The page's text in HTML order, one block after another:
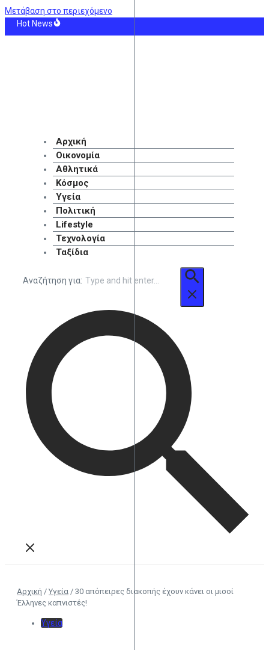
Μετάβαση στο περιεχόμενο
Hot News
Αρχική
Οικονομία
Αθλητικά
Κόσμος
Υγεία
Πολιτική
Lifestyle
Τεχνολογία
Ταξίδια
Αναζήτηση για:
Αρχική / Υγεία / 30 απόπειρες διακοπής έχουν κάνει οι μισοί
Έλληνες καπνιστές!
Υγεία